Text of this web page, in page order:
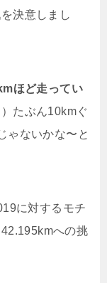
決意しまし
ほど走ってい
たぶん10kmぐ
ゃないかな〜と
に対するモチ
への挑